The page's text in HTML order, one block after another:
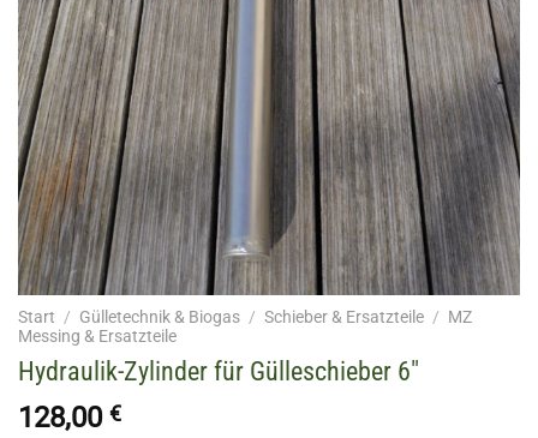
Start / Gülletechnik & Biogas / Schieber & Ersatzteile / MZ
Messing & Ersatzteile
Hydraulik-Zylinder für Gülleschieber 6″
128,00 €